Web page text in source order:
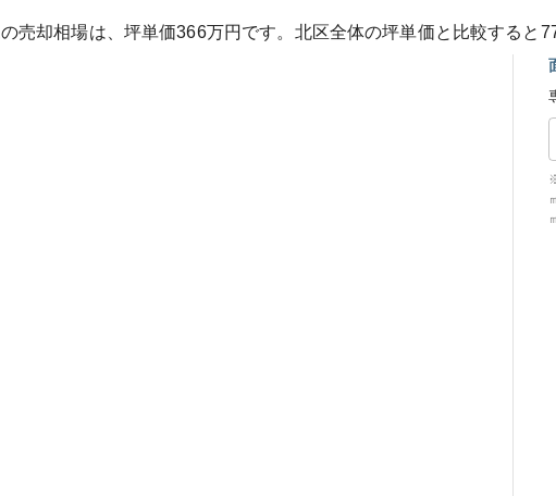
の売却相場は、坪単価366万円です。 北区全体の坪単価と比較すると